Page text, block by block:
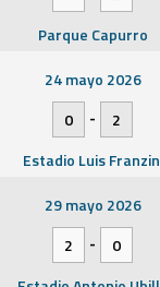
Parque Capurro
24 mayo 2026
0
-
2
Estadio Luis
29 mayo 2026
2
-
0